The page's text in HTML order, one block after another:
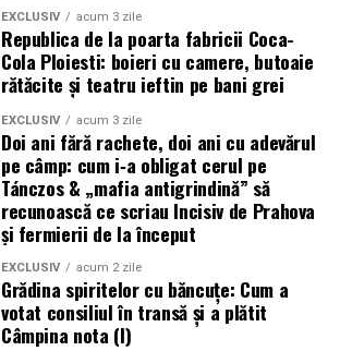
EXCLUSIV acum 3 zile
Republica de la poarta fabricii Coca-
Cola Ploiesti: boieri cu camere, butoaie
rătăcite și teatru ieftin pe bani grei
EXCLUSIV acum 3 zile
Doi ani fără rachete, doi ani cu adevărul
pe câmp: cum i‑a obligat cerul pe
Tánczos & „mafia antigrindină” să
recunoască ce scriau Incisiv de Prahova
și fermierii de la început
EXCLUSIV acum 2 zile
Grădina spiritelor cu băncuțe: Cum a
votat consiliul în transă și a plătit
Câmpina nota (I)